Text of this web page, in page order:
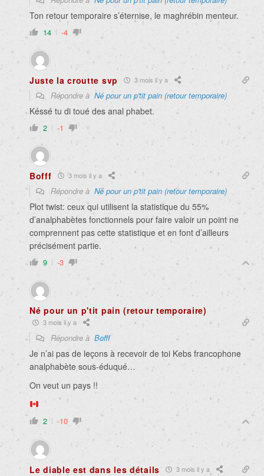
Ton retour temporaire s’éternise, le maghrébin menteur.
14 -4
Juste la croutte svp 3 mois il y a
Répondre à Né pour un p'tit pain (retour temporaire)
Késsé tu di toué des anal phabet.
2 -1
Bofff 3 mois il y a
Répondre à Né pour un p'tit pain (retour temporaire)
Plot twist: ceux qui utilisent la statistique du 55%
d’analphabètes fonctionnels pour faire valoir un point ne
comprennent pas cette statistique et en font d’ailleurs
précisément partie.
9 -3
Né pour un p'tit pain (retour temporaire)
3 mois il y a
Répondre à Bofff
Je n’ai pas de leçons à recevoir de toi Kebs francophone
analphabète sous-éduqué…
On veut un pays !!
2 -10
Le diable est dans les détails 3 mois il y a